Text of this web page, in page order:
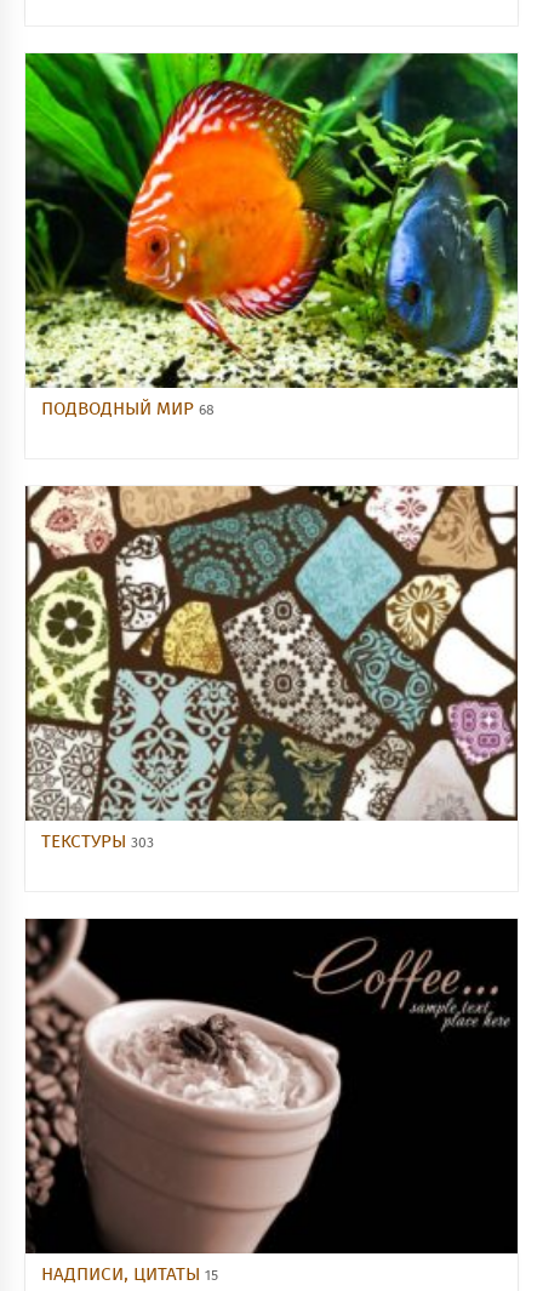
ПОДВОДНЫЙ МИР 68
ТЕКСТУРЫ 303
НАДПИСИ, ЦИТАТЫ 15